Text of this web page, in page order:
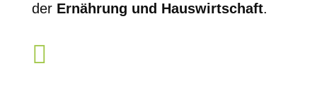
der Ernährung und Hauswirtschaft.